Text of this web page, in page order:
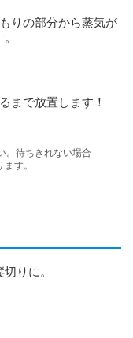
りの部分から蒸気が
まで放置します！
。待ちきれない場合
す。
りに。